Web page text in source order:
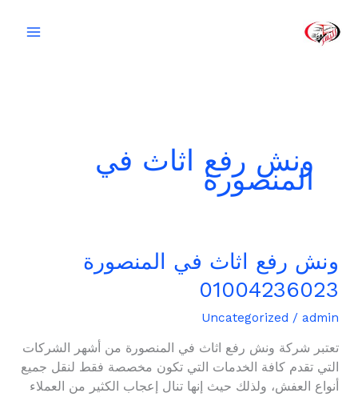
المحتوى
ونش رفع اثاث في
المنصورة
ونش رفع اثاث في المنصورة
01004236023
Uncategorized /admin
تعتبر شركة ونش رفع اثاث في المنصورة من أشهر الشركات
التي تقدم كافة الخدمات التي تكون مخصصة فقط لنقل جميع
أنواع العفش، ولذلك حيث إنها تنال إعجاب الكثير من العملاء
ونش
رفع
اثاث
في
01004236023